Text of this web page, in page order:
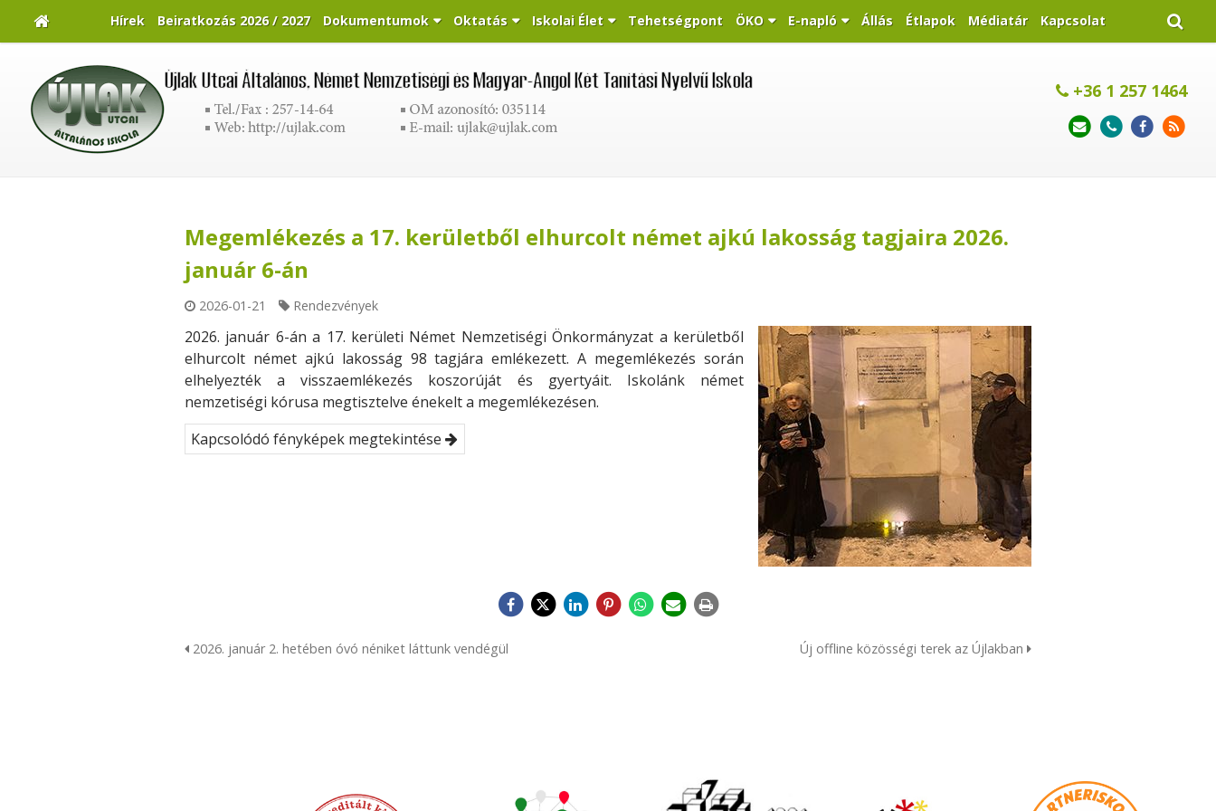
Hírek Beiratkozás 2026 / 2027 Dokumentumok Oktatás Iskolai Élet Tehetségpont ÖKO E-napló Állás Étlapok Médiatár Kapcsolat
+36 1 257 1464
Megemlékezés a 17. kerületből elhurcolt német ajkú lakosság tagjaira 2026.
január 6-án
2026-01-21 Rendezvények
2026. január 6-án a 17. kerületi Német Nemzetiségi Önkormányzat a kerületből
elhurcolt német ajkú lakosság 98 tagjára emlékezett. A megemlékezés során
elhelyezték a visszaemlékezés koszorúját és gyertyáit. Iskolánk német
nemzetiségi kórusa megtisztelve énekelt a megemlékezésen.
Kapcsolódó fényképek megtekintése
2026. január 2. hetében óvó néniket láttunk vendégül Új offline közösségi terek az Újlakban